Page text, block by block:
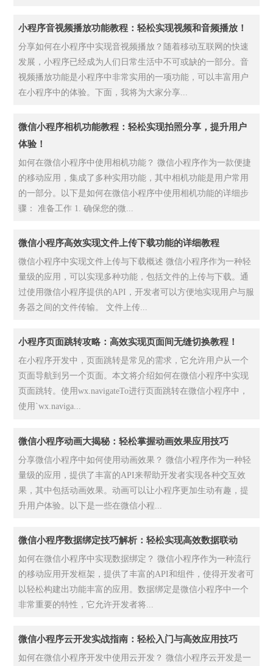
小程序音视频播放功能教程：轻松实现视频和音频播放！
分享如何在小程序中实现音视频播放？随着移动互联网的快速
发展，小程序已经成为人们日常生活中不可或缺的一部分。音
视频播放功能是小程序中非常实用的一项功能，可以丰富用户
在小程序中的体验。下面，我将为大家分享...
微信小程序相机功能教程：轻松实现拍照分享，提升用户
体验！
如何在微信小程序中使用相机功能？ 微信小程序作为一款便捷
的移动应用，集成了多种实用功能，其中相机功能是用户常用
的一部分。以下是如何在微信小程序中使用相机功能的详细步
骤： 准备工作 1. 确保您的微...
微信小程序高效实现文件上传下载功能的详细教程
微信小程序中实现文件上传与下载概述 微信小程序作为一种轻
量级的应用，可以实现多种功能，包括文件的上传与下载。通
过使用微信小程序提供的API，开发者可以方便地实现用户与服
务器之间的文件传输。 文件上传...
小程序页面跳转攻略：高效实现页面间无缝切换教程！
在小程序开发中，页面跳转是常见的需求，它允许用户从一个
页面导航到另一个页面。本文将介绍如何在微信小程序中实现
页面跳转。使用wx.navigateTo进行页面跳转在微信小程序中，
使用`wx.naviga...
微信小程序动画大揭秘：轻松掌握动画效果应用技巧
分享微信小程序中如何使用动画效果？ 微信小程序作为一种轻
量级的应用，提供了丰富的API来帮助开发者实现各种交互效
果，其中包括动画效果。动画可以让小程序更加生动有趣，提
升用户体验。以下是一些在微信小程...
微信小程序数据绑定技巧解析：轻松实现高效数据联动
如何在微信小程序中实现数据绑定？ 微信小程序作为一种流行
的移动应用开发框架，提供了丰富的API和组件，使得开发者可
以轻松构建出功能丰富的应用。数据绑定是微信小程序中一个
非常重要的特性，它允许开发者将...
微信小程序云开发实战指南：轻松入门与高效应用技巧
如何在微信小程序开发中使用云开发？ 微信小程序云开发是一